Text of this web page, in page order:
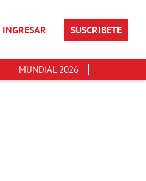
INGRESAR SUSCRIBETE
MUNDIAL 2026